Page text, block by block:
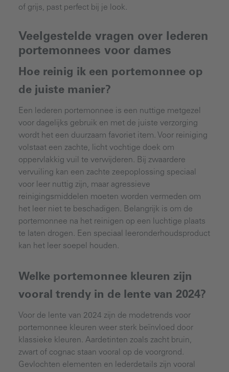
of grijs, past perfect bij je look.
Veelgestelde vragen over lederen
portemonnees voor dames
Hoe reinig ik een portemonnee op
de juiste manier?
Een lederen portemonnee is een nuttige metgezel
voor dagelijks gebruik en met de juiste verzorging
wordt het een duurzaam favoriet item. Voor reiniging
volstaat een zachte, licht vochtige doek om
oppervlakkig vuil te verwijderen. Bij zwaardere
vervuiling kan een zachte zeepoplossing speciaal
voor leer nuttig zijn, maar agressieve
reinigingsmiddelen moeten worden vermeden om
het leer niet te beschadigen. Belangrijk is om de
portemonnee na het reinigen op een luchtige plaats
te laten drogen. Een speciaal leeronderhoudsproduct
kan het leer soepel houden.
Welke portemonnee kleuren zijn
vooral trendy in de lente van 2024?
Voor de lente van 2024 zijn de modetrends voor
portemonnee kleuren weer sterk beïnvloed door
klassieke kleuren. Aardetinten zoals zacht bruin,
zwart of cognac staan vooral op de voorgrond.
Gevlochten elementen en lederdetails zijn vooral